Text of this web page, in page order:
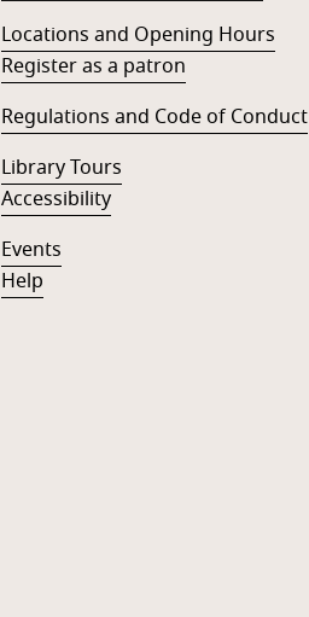
Locations and Opening Hours
Register as a patron
Regulations and Code of Conduct
Library Tours
Accessibility
Events
Help